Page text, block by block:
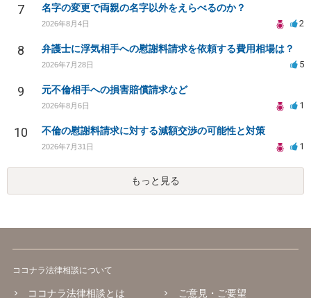
7 名字の変更で両親の名字以外をえらべるのか？
2026年8月4日 2
8 弁護士に浮気相手への慰謝料請求を依頼する費用相場は？
2026年7月28日 5
9 元不倫相手への損害賠償請求など
2026年8月6日 1
10 不倫の慰謝料請求に対する減額交渉の可能性と対策
2026年7月31日 1
もっと見る
ココナラ法律相談について
ココナラ法律相談とは ご意見・ご要望